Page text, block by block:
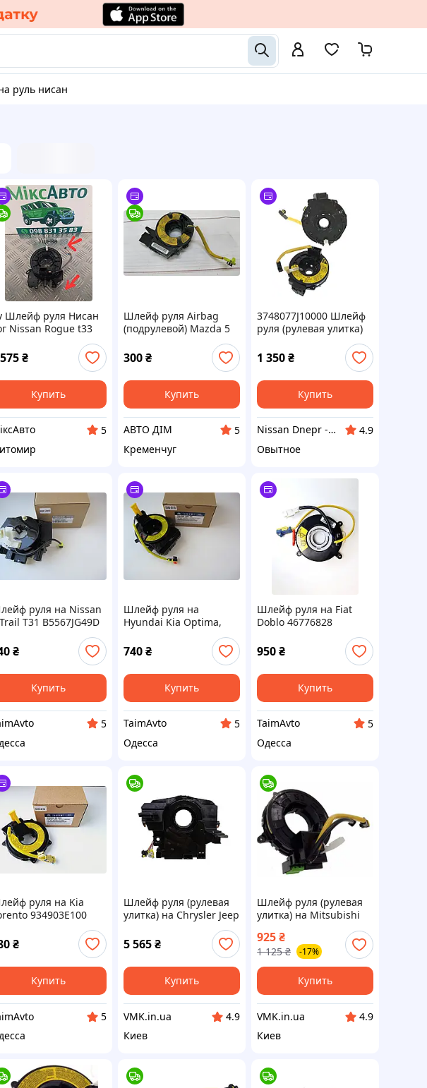
руль нисан
Шлейф руля Нисан
Nissan Rogue t33
2024. 25554 6RA4A
₴
Купить
5
Шлейф руля Airbag
(подрулевой) Mazda 5
OE:C23666CS0A
ДЕФЕКТ: не
проварачивается на
полную шлейф
300₴
Купить
АВТО ДІМ
5
Кременчуг
3748077J10000 Шлейф
руля (рулевая улитка)
на Suzuki Swift SX4 Alto
.Производитель Niles.
1 350₴
Купить
Nissan Dnepr - огромный выбор б/у и новых запчастей в наличии и под заказ.
4.9
Овытное
руля на Nissan
T31 B5567JG49D
₴
Купить
5
Шлейф руля на
Hyundai Kia Optima,
Sportage 934903R110
Киа Оптима, Спортейж
740₴
Купить
TaimAvto
5
Одесса
Шлейф руля на Fiat
Doblo 46776828
950₴
Купить
TaimAvto
5
Одесса
руля на Kia
934903E100
₴
Купить
5
Шлейф руля (рулевая
улитка) на Chrysler Jeep
№5156106AF,
05156106AD,
05156106AA
5 565₴
Купить
VMK.in.ua
4.9
Киев
Шлейф руля (рулевая
улитка) на Mitsubishi
Colt 2005, 2006, 2007,
2008 №MR979369
925₴
1 125 ₴ -17%
Купить
VMK.in.ua
4.9
Киев